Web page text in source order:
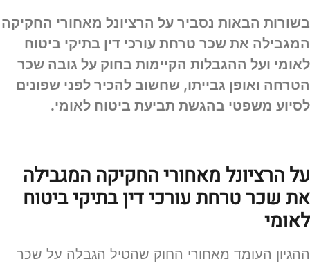
בשורות הבאות נסביר על הרציונל מאחורי החקיקה
המגבילה את שכר טרחת עורכי דין בתיקי ביטוח
לאומי ועל ההגבלות הקיימות בחוק על גובה שכר
הטרחה ואופן גבייתו, שחשוב להכיר לפני שפונים
לסיוע משפטי בהגשת תביעת ביטוח לאומי.
על הרציונל מאחורי החקיקה המגבילה
את שכר טרחת עורכי דין בתיקי ביטוח
לאומי
ההגיון העומד מאחורי החוק שהטיל הגבלה על שכר